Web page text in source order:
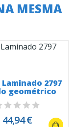
MESMA
2797
geométrico
44,94 €